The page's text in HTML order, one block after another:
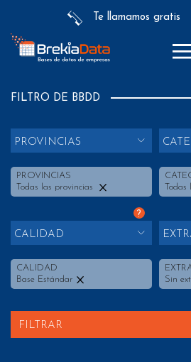
Te llamamos gratis
FILTRO DE BBDD
PROVINCIAS
PROVINCIAS
Todas las provincias
Todas
?
CALIDAD
CALIDAD
Base Estándar
Sin
FILTRAR